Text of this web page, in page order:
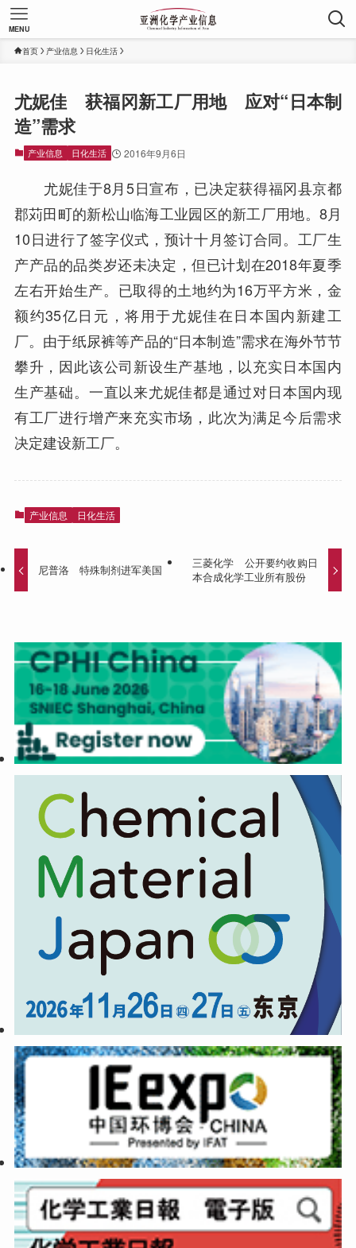
MENU
首页 产业信息 日化生活
尤妮佳 获福冈新工厂用地 应对“日本制
造”需求
产业信息 日化生活 2016年9月6日
尤妮佳于8月5日宣布，已决定获得福冈县京都
郡苅田町的新松山临海工业园区的新工厂用地。8月
10日进行了签字仪式，预计十月签订合同。工厂生
产产品的品类岁还未决定，但已计划在2018年夏季
左右开始生产。已取得的土地约为16万平方米，金
额约35亿日元，将用于尤妮佳在日本国内新建工
厂。由于纸尿裤等产品的“日本制造”需求在海外节节
攀升，因此该公司新设生产基地，以充实日本国内
生产基础。一直以来尤妮佳都是通过对日本国内现
有工厂进行增产来充实市场，此次为满足今后需求
决定建设新工厂。
产业信息 日化生活
尼普洛 特殊制剂进军美国
三菱化学 公开要约收购日
本合成化学工业所有股份